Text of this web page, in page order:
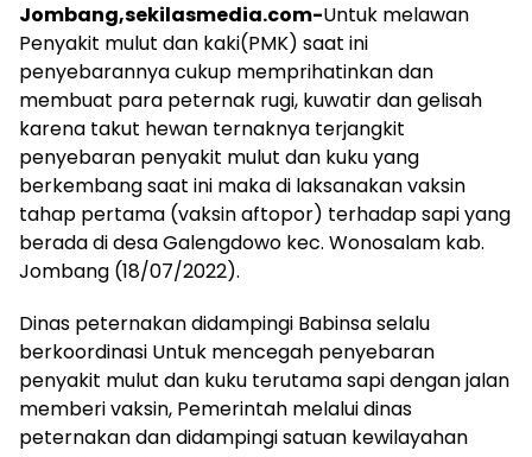
Jombang,sekilasmedia.com-Untuk melawan
Penyakit mulut dan kaki(PMK) saat ini
penyebarannya cukup memprihatinkan dan
membuat para peternak rugi, kuwatir dan gelisah
karena takut hewan ternaknya terjangkit
penyebaran penyakit mulut dan kuku yang
berkembang saat ini maka di laksanakan vaksin
tahap pertama (vaksin aftopor) terhadap sapi yang
berada di desa Galengdowo kec. Wonosalam kab.
Jombang (18/07/2022).
Dinas peternakan didampingi Babinsa selalu
berkoordinasi Untuk mencegah penyebaran
penyakit mulut dan kuku terutama sapi dengan jalan
memberi vaksin, Pemerintah melalui dinas
peternakan dan didampingi satuan kewilayahan